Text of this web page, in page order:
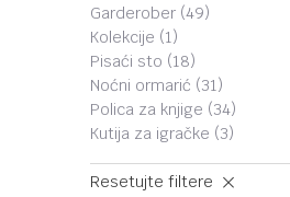
garderober (49)
kolekcije (1)
pisaći sto (18)
noćni ormarić (31)
polica za knjige (34)
kutija za igračke (3)
Resetujte filtere